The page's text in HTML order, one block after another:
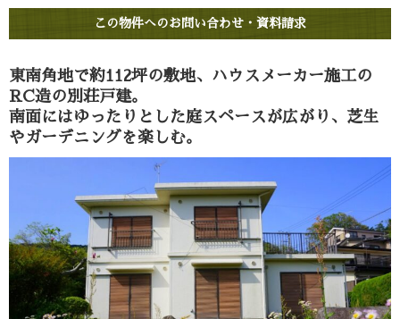
この物件へのお問い合わせ・資料請求
東南角地で約112坪の敷地、ハウスメーカー施工の
RC造の別荘戸建。
南面にはゆったりとした庭スペースが広がり、芝生
やガーデニングを楽しむ。